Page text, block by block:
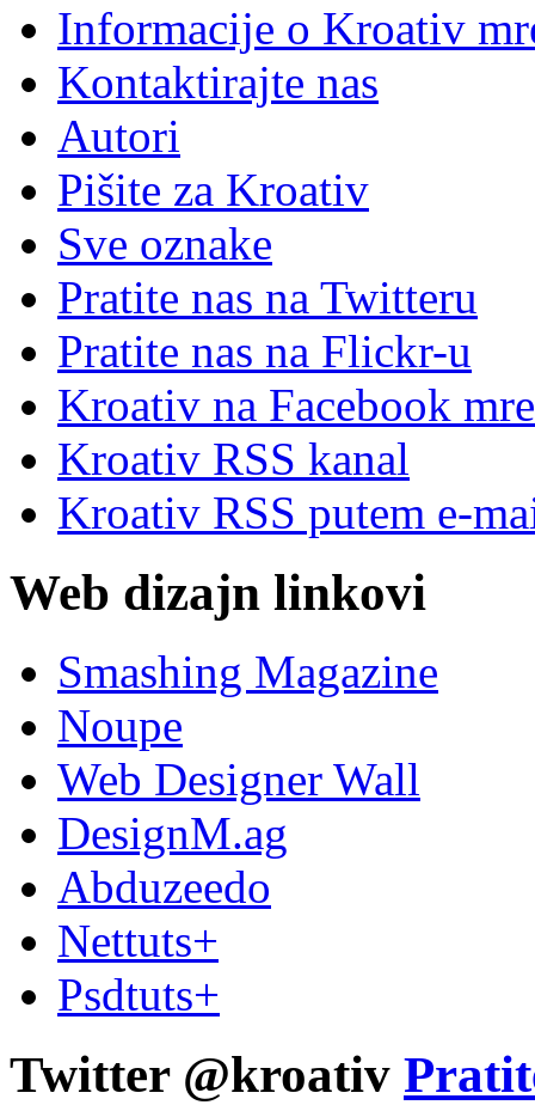
Informacije o Kroativ
Kontaktirajte nas
Autori
Pišite za Kroativ
Sve oznake
Pratite nas na Twitteru
Pratite nas na Flickr-u
Kroativ na Facebook
Kroativ RSS kanal
Kroativ RSS putem e-
Web dizajn linkovi
Smashing Magazine
Noupe
Web Designer Wall
DesignM.ag
Abduzeedo
Nettuts+
Psdtuts+
Twitter @kroativ